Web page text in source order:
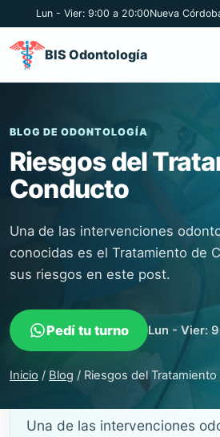
Lun - Vier: 9:00 a 20:00Nueva
BIS Odontología
BLOG DE ODONTOLOGÍA
Riesgos del
Conducto
Una de las intervenciones
conocidas es el Tratamiento de
sus riesgos en este post.
Pedí tu turno Lun - Vier:
Inicio / Blog / Riesgos del
Una de las intervenciones